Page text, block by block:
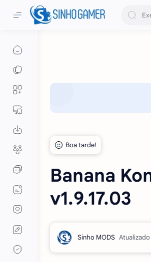
Banana
v1.9.17.03
Atualizado